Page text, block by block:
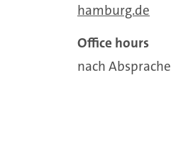
hamburg.de
Office hours
nach Absprache